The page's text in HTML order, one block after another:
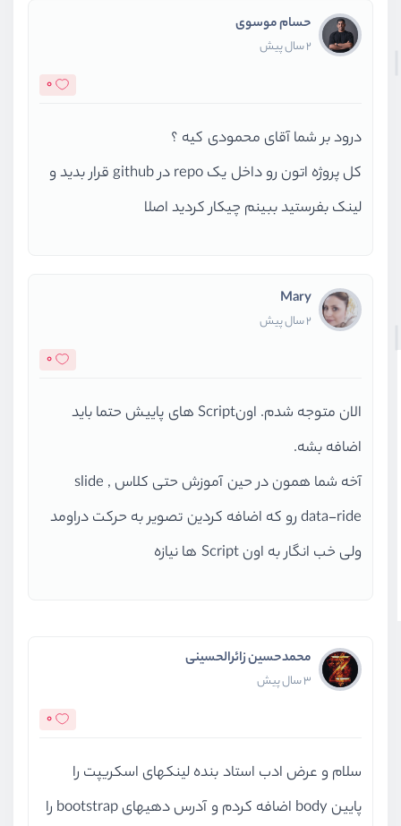
حسام موسوی
2 سال پیش
0
درود بر شما آقای محمودی کیه ؟
کل پروژه اتون رو داخل یک repo در github قرار بدید و
لینک بفرستید ببینم چیکار کردید اصلا
Mary
2 سال پیش
0
الان متوجه شدم. اونScript های پاییش حتما باید
اضافه بشه.
آخه شما همون در حین آموزش حتی کلاس slide ,
data-ride رو که اضافه کردین تصویر به حرکت دراومد
ولی خب انگار به اون Script ها نیازه
محمدحسین زائرالحسینی
3 سال پیش
0
سلام و عرض ادب استاد بنده لینکهای اسکریپت را
پایین body اضافه کردم و آدرس دهیهای bootstrap را